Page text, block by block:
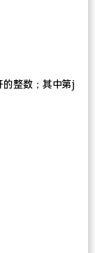
整数；其中第j